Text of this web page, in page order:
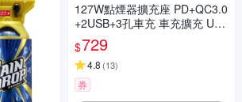
127W點煙器擴充座 PD+QC3.0
+2USB+3孔車充 車充擴充 USB
車用充電器
$729
4.8 (13)
券